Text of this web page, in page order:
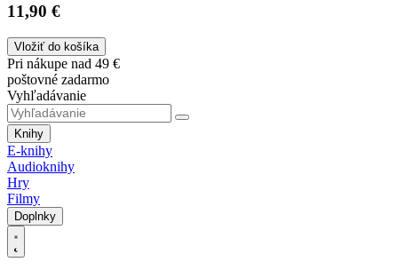
11,90 €
Vložiť do košíka
Pri nákupe nad 49 €
poštovné zadarmo
Vyhľadávanie
Knihy
E-knihy
Audioknihy
Hry
Filmy
Doplnky